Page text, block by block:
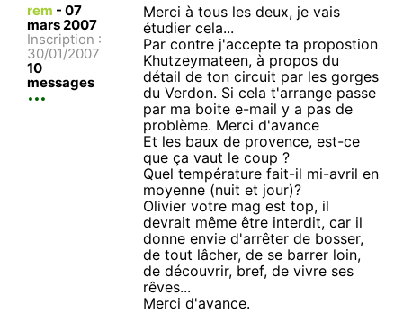
rem - 07
mars 2007
Inscription :
30/01/2007
10
messages
Merci à tous les deux, je vais
étudier cela...
Par contre j'accepte ta propostion
Khutzeymateen, à propos du
détail de ton circuit par les gorges
du Verdon. Si cela t'arrange passe
par ma boite e-mail y a pas de
problème. Merci d'avance
Et les baux de provence, est-ce
que ça vaut le coup ?
Quel température fait-il mi-avril en
moyenne (nuit et jour)?
Olivier votre mag est top, il
devrait même être interdit, car il
donne envie d'arrêter de bosser,
de tout lâcher, de se barrer loin,
de découvrir, bref, de vivre ses
rêves...
Merci d'avance.